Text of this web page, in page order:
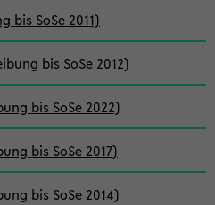
bis SoSe 2011)
bis SoSe 2012)
bis SoSe 2022)
bis SoSe 2017)
bis SoSe 2014)